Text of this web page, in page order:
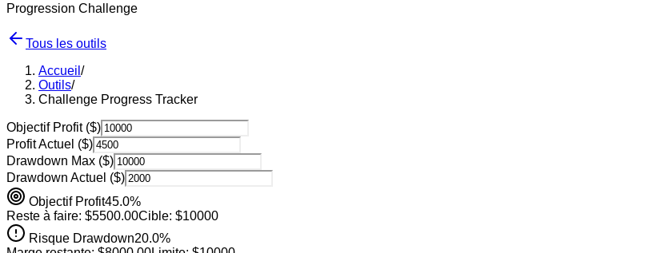
Progression Challenge
Tous les outils
Accueil /
Outils/
Challenge Progress Tracker
Objectif Profit ($)
Profit Actuel ($)
Drawdown Max ($)
Drawdown Actuel ($)
Objectif Profit45.0%
Reste à faire: $5500.00Cible: $10000
Risque Drawdown20.0%